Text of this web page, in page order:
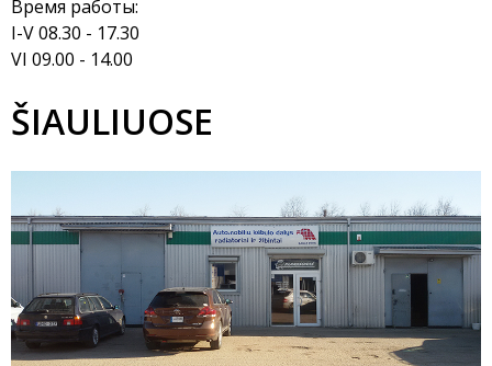
Время работы:
I-V 08.30 - 17.30
VI 09.00 - 14.00
ŠIAULIUOSE